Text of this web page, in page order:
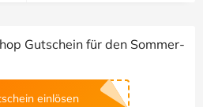
Gutschein für den Sommer-
einlösen